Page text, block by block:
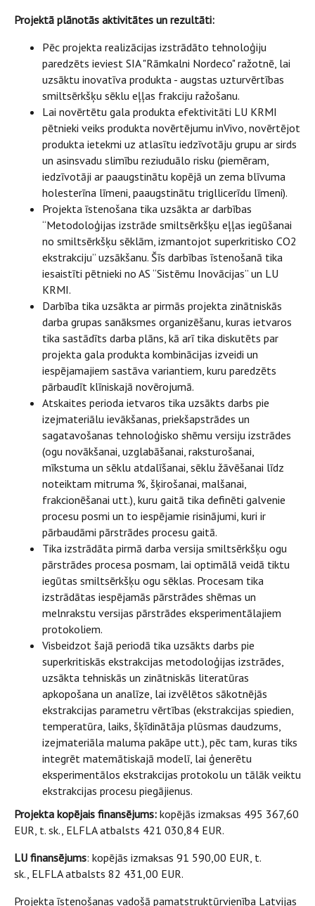
Projektā plānotās aktivitātes un rezultāti:
Pēc projekta realizācijas izstrādāto tehnoloģiju
paredzēts ieviest SIA "Rāmkalni Nordeco" ražotnē, lai
uzsāktu inovatīva produkta - augstas uzturvērtības
smiltsērkšķu sēklu eļļas frakciju ražošanu.
Lai novērtētu gala produkta efektivitāti LU KRMI
pētnieki veiks produkta novērtējumu inVivo, novērtējot
produkta ietekmi uz atlasītu iedzīvotāju grupu ar sirds
un asinsvadu slimību reziuduālo risku (piemēram,
iedzīvotāji ar paaugstinātu kopējā un zema blīvuma
holesterīna līmeni, paaugstinātu trigllicerīdu līmeni).
Projekta īstenošana tika uzsākta ar darbības
“Metodoloģijas izstrāde smiltsērkšķu eļļas iegūšanai
no smiltsērkšķu sēklām, izmantojot superkritisko CO2
ekstrakciju” uzsākšanu. Šīs darbības īstenošanā tika
iesaistīti pētnieki no AS “Sistēmu Inovācijas” un LU
KRMI.
Darbība tika uzsākta ar pirmās projekta zinātniskās
darba grupas sanāksmes organizēšanu, kuras ietvaros
tika sastādīts darba plāns, kā arī tika diskutēts par
projekta gala produkta kombinācijas izveidi un
iespējamajiem sastāva variantiem, kuru paredzēts
pārbaudīt klīniskajā novērojumā.
Atskaites perioda ietvaros tika uzsākts darbs pie
izejmateriālu ievākšanas, priekšapstrādes un
sagatavošanas tehnoloģisko shēmu versiju izstrādes
(ogu novākšanai, uzglabāšanai, raksturošanai,
mīkstuma un sēklu atdalīšanai, sēklu žāvēšanai līdz
noteiktam mitruma %, šķirošanai, malšanai,
frakcionēšanai utt.), kuru gaitā tika definēti galvenie
procesu posmi un to iespējamie risinājumi, kuri ir
pārbaudāmi pārstrādes procesu gaitā.
Tika izstrādāta pirmā darba versija smiltsērkšķu ogu
pārstrādes procesa posmam, lai optimālā veidā tiktu
iegūtas smiltsērkšķu ogu sēklas. Procesam tika
izstrādātas iespējamās pārstrādes shēmas un
melnrakstu versijas pārstrādes eksperimentālajiem
protokoliem.
Visbeidzot šajā periodā tika uzsākts darbs pie
superkritiskās ekstrakcijas metodoloģijas izstrādes,
uzsākta tehniskās un zinātniskās literatūras
apkopošana un analīze, lai izvēlētos sākotnējās
ekstrakcijas parametru vērtības (ekstrakcijas spiedien,
temperatūra, laiks, šķīdinātāja plūsmas daudzums,
izejmateriāla maluma pakāpe utt.), pēc tam, kuras tiks
integrēt matemātiskajā modelī, lai ģenerētu
eksperimentālos ekstrakcijas protokolu un tālāk veiktu
ekstrakcijas procesu piegājienus.
Projekta kopējais finansējums: kopējās izmaksas 495 367,60
EUR, t. sk., ELFLA atbalsts 421 030,84 EUR.
LU finansējums: kopējās izmaksas 91 590,00 EUR, t.
sk., ELFLA atbalsts 82 431,00 EUR.
Projekta īstenošanas vadošā pamatstruktūrvienība Latvijas